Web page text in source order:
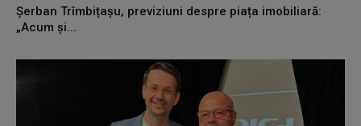
Șerban Trîmbițașu, previziuni despre piața imobiliară:
„Acum și...